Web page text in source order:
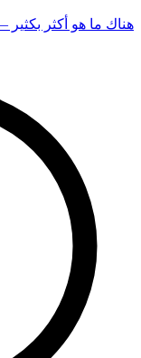
هناك ما هو أكثر